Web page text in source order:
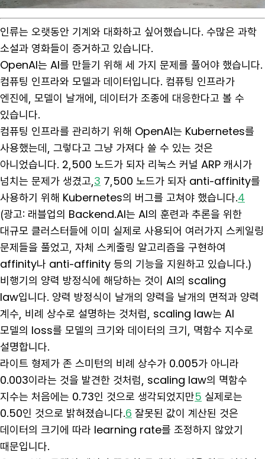
인류는 오랫동안 기계와 대화하고 싶어했습니다. 수많은 과학
소설과 영화들이 증거하고 있습니다.
OpenAI는 AI를 만들기 위해 세 가지 문제를 풀어야 했습니다.
컴퓨팅 인프라와 모델과 데이터입니다. 컴퓨팅 인프라가
엔진에, 모델이 날개에, 데이터가 조종에 대응한다고 볼 수
있습니다.
컴퓨팅 인프라를 관리하기 위해 OpenAI는 Kubernetes를
사용했는데, 그렇다고 그냥 가져다 쓸 수 있는 것은
아니었습니다. 2,500 노드가 되자 리눅스 커널 ARP 캐시가
넘치는 문제가 생겼고,3 7,500 노드가 되자 anti-affinity를
사용하기 위해 Kubernetes의 버그를 고쳐야 했습니다.4
(광고: 래블업의 Backend.AI는 AI의 훈련과 추론을 위한
대규모 클러스터들에 이미 실제로 사용되어 여러가지 스케일링
문제들을 풀었고, 자체 스케줄링 알고리즘을 구현하여
affinity나 anti-affinity 등의 기능을 지원하고 있습니다.)
비행기의 양력 방정식에 해당하는 것이 AI의 scaling
law입니다. 양력 방정식이 날개의 양력을 날개의 면적과 양력
계수, 비례 상수로 설명하는 것처럼, scaling law는 AI
모델의 loss를 모델의 크기와 데이터의 크기, 멱함수 지수로
설명합니다.
라이트 형제가 존 스미턴의 비례 상수가 0.005가 아니라
0.003이라는 것을 발견한 것처럼, scaling law의 멱함수
지수는 처음에는 0.73인 것으로 생각되었지만5 실제로는
0.50인 것으로 밝혀졌습니다.6 잘못된 값이 계산된 것은
데이터의 크기에 따라 learning rate를 조정하지 않았기
때문입니다.